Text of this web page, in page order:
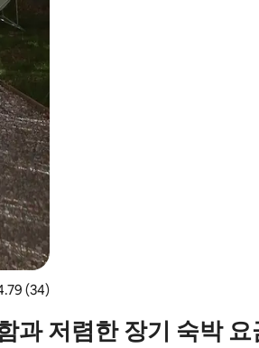
4.79점(5점 만점), 후기 34개
(34)
과 저렴한 장기 숙박 요